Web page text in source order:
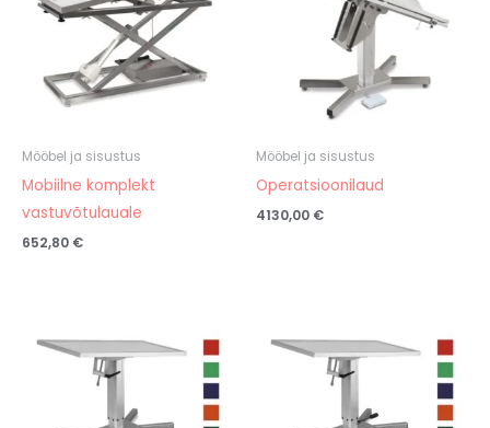
Mööbel ja sisustus
Mobiilne komplekt
vastuvõtulauale
652,80 €
Mööbel ja sisustus
Operatsioonilaud
4130,00 €